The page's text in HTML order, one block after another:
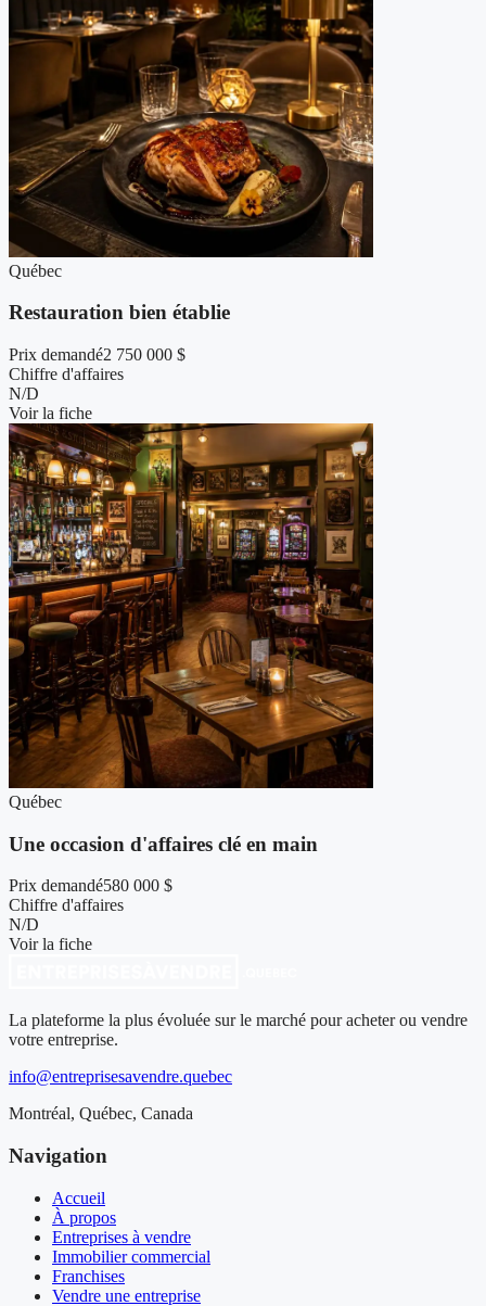
Québec
Restauration bien établie
Prix demandé2 750 000 $
Chiffre d'affaires
N/D
Voir la fiche
Québec
Une occasion d'affaires clé en main
Prix demandé580 000 $
Chiffre d'affaires
N/D
Voir la fiche
La plateforme la plus évoluée sur le marché pour acheter ou vendre
votre entreprise.
info@entreprisesavendre.quebec
Montréal, Québec, Canada
Navigation
Accueil
À propos
Entreprises à vendre
Immobilier commercial
Franchises
Vendre une entreprise